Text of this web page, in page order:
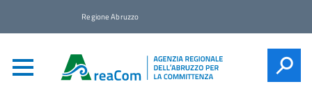
Regione Abruzzo